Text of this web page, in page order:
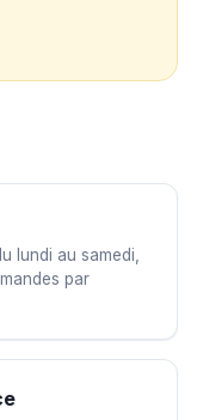
lundi au samedi,
par